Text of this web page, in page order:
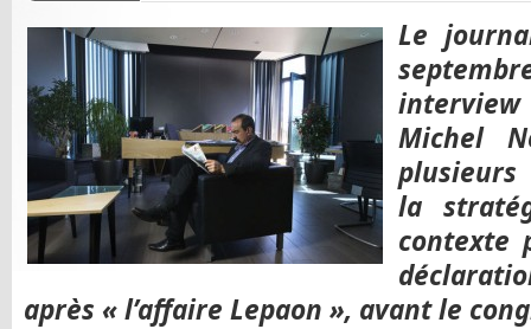
Le
interview
Michel
plusieurs
la
contexte
après « l’affaire Lepaon », avant le